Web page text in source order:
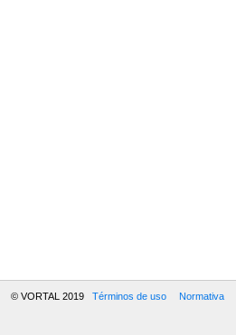
© VORTAL 2019 Términos de uso Normativa